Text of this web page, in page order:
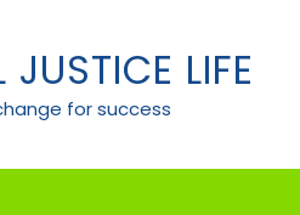
LIFE
for success